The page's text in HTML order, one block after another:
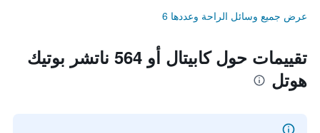
عرض جميع وسائل الراحة وعددها 6
تقييمات حول كابيتال أو 564 ناتشر بوتيك
هوتل